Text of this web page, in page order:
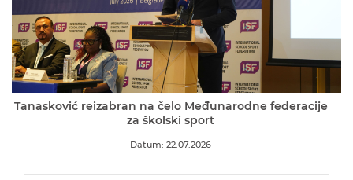
Tanasković reizabran na čelo Međunarodne federacije
za školski sport
Datum: 22.07.2026